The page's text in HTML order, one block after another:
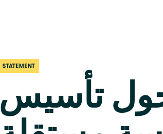
STATEMENT
تأسيس